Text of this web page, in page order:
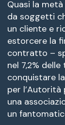
Quasi la
da soggetti
un cliente e
estorcere la
contratto –
nel 7,2%
conquistare
per l’Autorità
una
un